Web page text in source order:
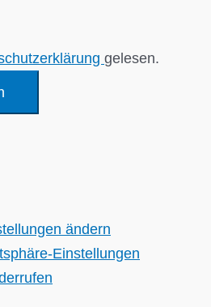
gelesen.
ändern
Einstellungen